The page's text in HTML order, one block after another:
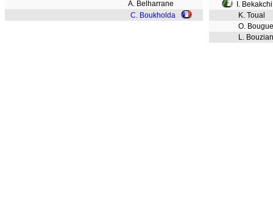
A. Belharrane
C. Boukholda
I. Bekakchi
K. Toual
O.
L.